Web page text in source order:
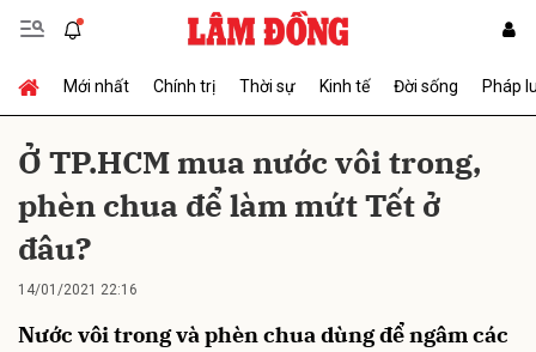
Mới nhất Chính trị Thời sự Kinh tế Đời sống Pháp
Ở TP.HCM mua nước vôi trong,
phèn chua để làm mứt Tết ở
đâu?
14/01/2021 22:16
Nước vôi trong và phèn chua dùng để ngâm các
Gửi bình luận